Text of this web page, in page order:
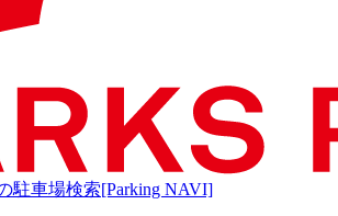
駐車場検索[Parking NAVI]